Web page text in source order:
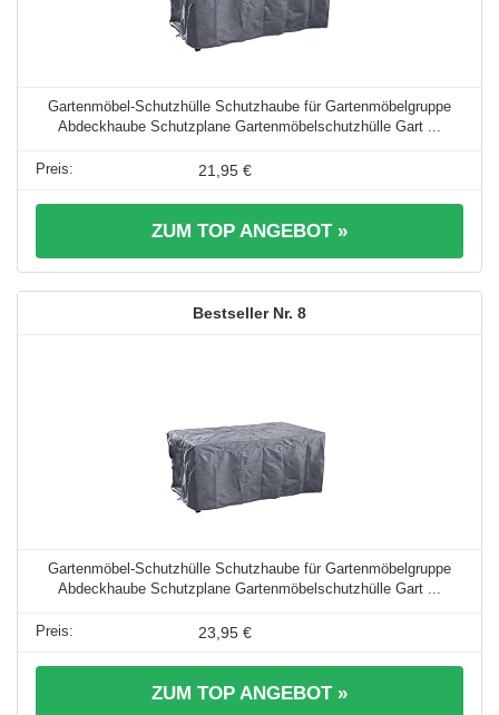
Gartenmöbel-Schutzhülle Schutzhaube für Gartenmöbelgruppe
Abdeckhaube Schutzplane Gartenmöbelschutzhülle Gart ...
21,95 €
ZUM TOP ANGEBOT »
8
Gartenmöbel-Schutzhülle Schutzhaube für Gartenmöbelgruppe
Abdeckhaube Schutzplane Gartenmöbelschutzhülle Gart ...
23,95 €
ZUM TOP ANGEBOT »